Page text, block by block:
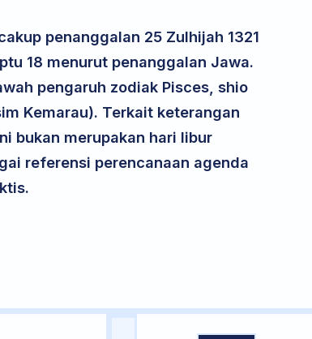
penanggalan 25 Zulhijah 1321
18 menurut penanggalan Jawa.
pengaruh zodiak Pisces, shio
Kemarau). Terkait keterangan
bukan merupakan hari libur
referensi perencanaan agenda